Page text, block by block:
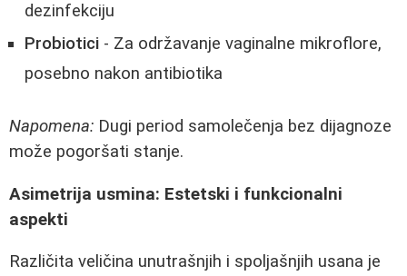
dezinfekciju
Probiotici - Za održavanje vaginalne mikroflore,
posebno nakon antibiotika
Napomena: Dugi period samolečenja bez dijagnoze
može pogoršati stanje.
Asimetrija usmina: Estetski i funkcionalni
aspekti
Različita veličina unutrašnjih i spoljašnjih usana je